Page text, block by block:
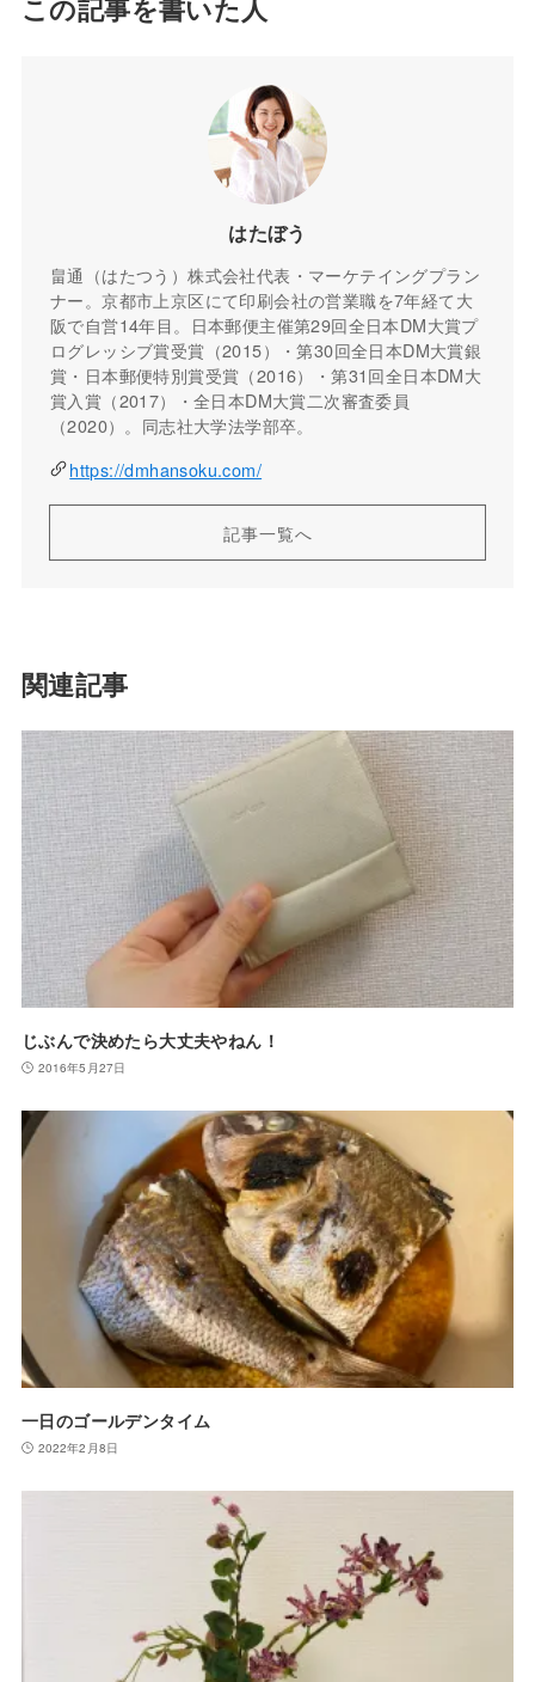
この記事を書いた人
はたぼう
畠通（はたつう）株式会社代表・マーケテイングプラン
ナー。京都市上京区にて印刷会社の営業職を7年経て大
阪で自営14年目。日本郵便主催第29回全日本DM大賞プ
ログレッシブ賞受賞（2015）・第30回全日本DM大賞銀
賞・日本郵便特別賞受賞（2016）・第31回全日本DM大
賞入賞（2017）・全日本DM大賞二次審査委員
（2020）。同志社大学法学部卒。
https://dmhansoku.com/
記事一覧へ
関連記事
じぶんで決めたら大丈夫やねん！
2016年5月27日
一日のゴールデンタイム
2022年2月8日